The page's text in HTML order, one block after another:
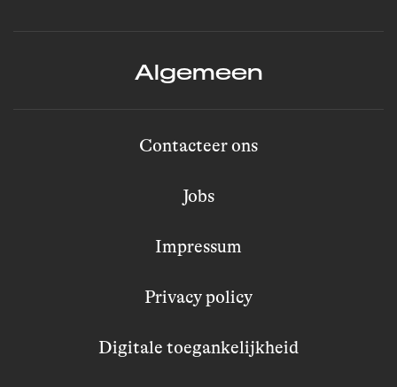
Algemeen
Contacteer ons
Jobs
Impressum
Privacy policy
Digitale toegankelijkheid